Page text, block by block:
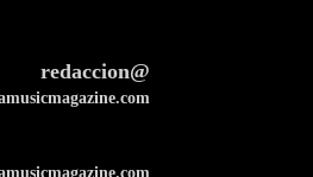
redaccion@